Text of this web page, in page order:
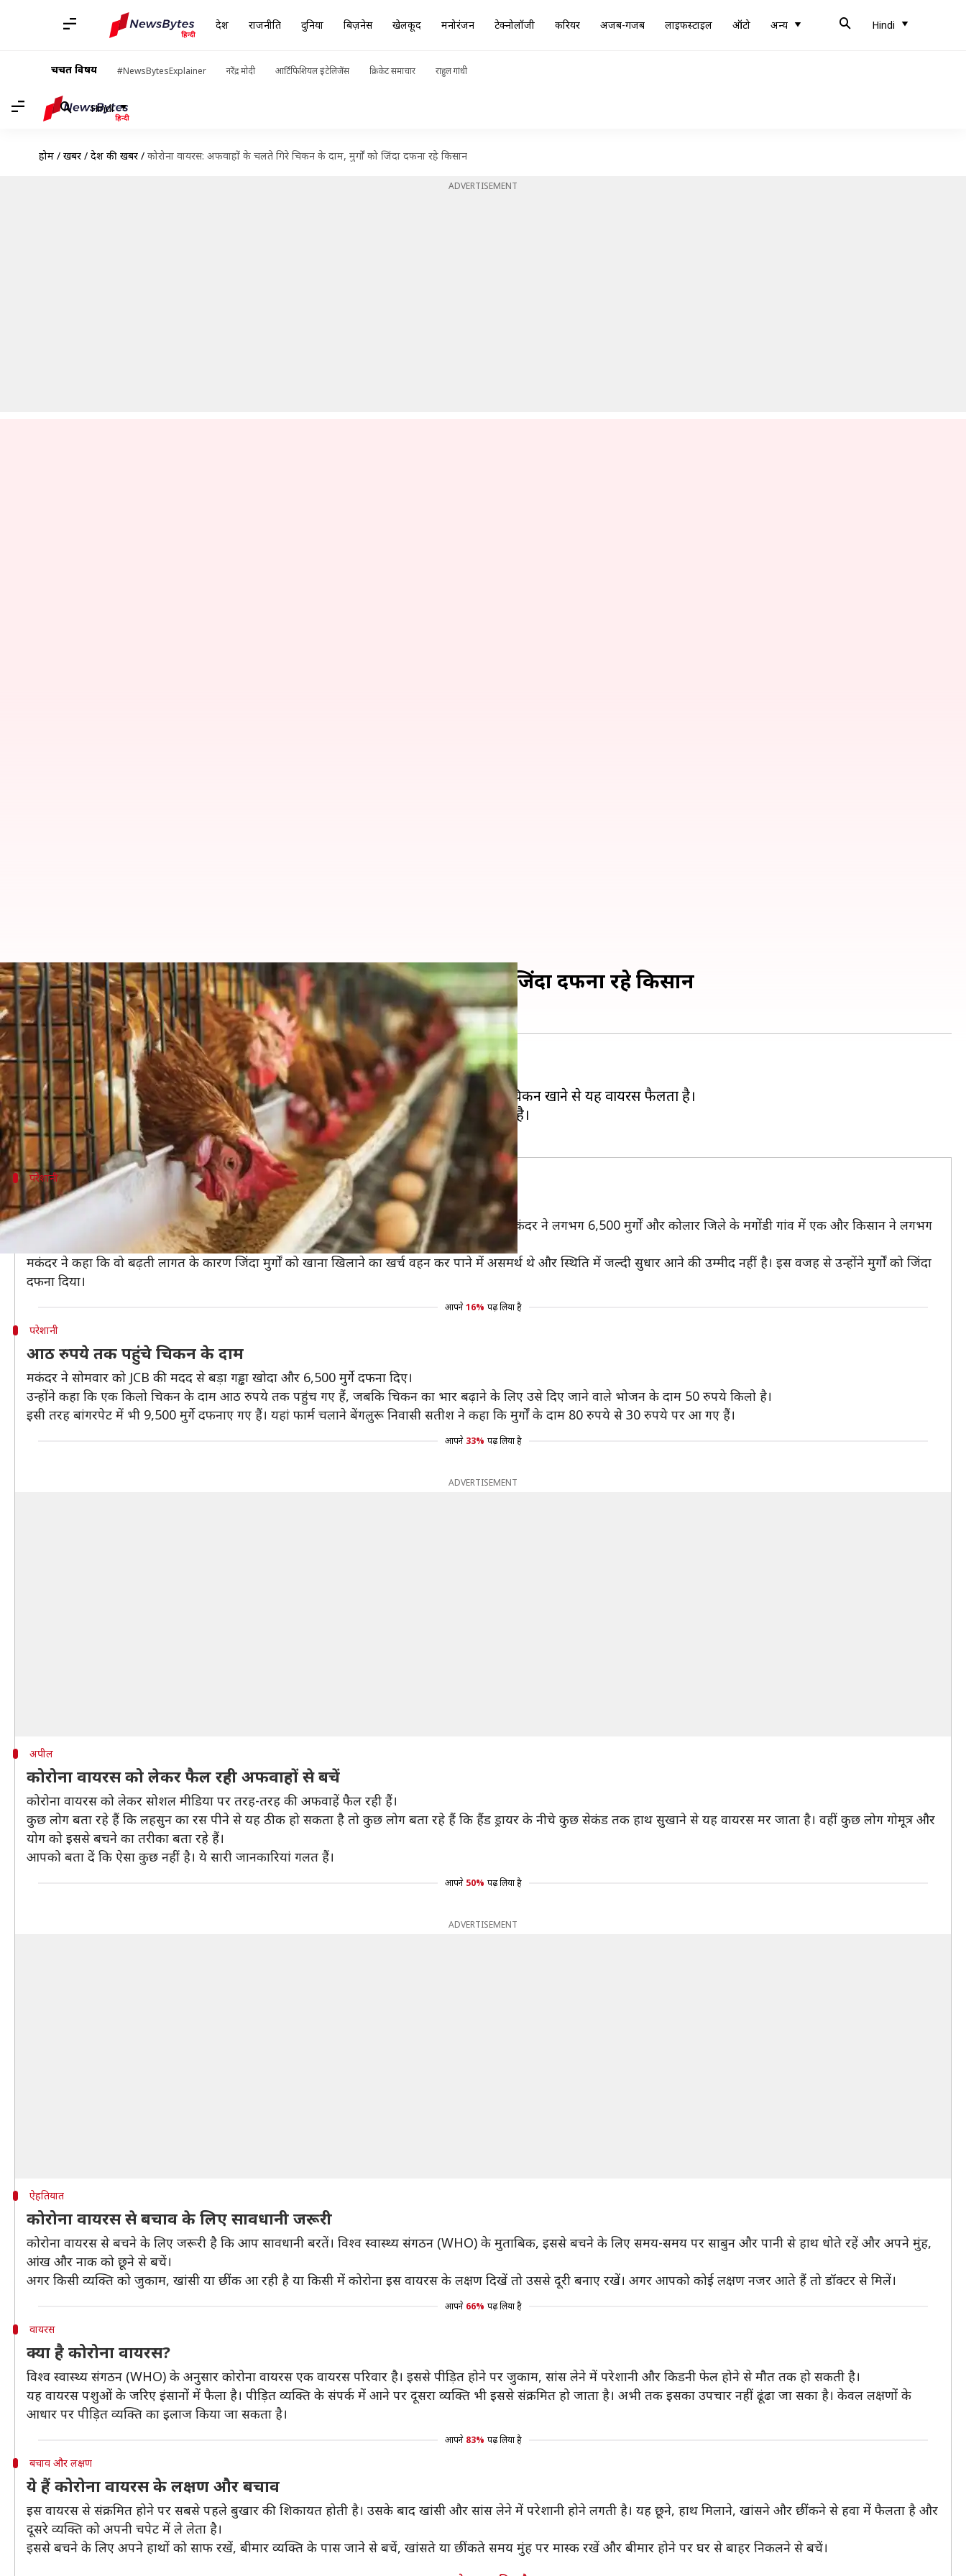
देश राजनीति दुनिया बिज़नेस खेलकूद मनोरंजन टेक्नोलॉजी करियर अजब-गजब लाइफस्टाइल ऑटो अन्य Hindi
चर्चित विषय #NewsBytesExplainer नरेंद्र मोदी आर्टिफिशियल इंटेलिजेंस क्रिकेट समाचार राहुल गांधी
Hindi
होम / खबरें / देश की खबरें / कोरोना वायरस: अफवाहों के चलते गिरे चिकन के दाम, मुर्गों को जिंदा दफना रहे किसान
ADVERTISEMENT
कोरोना वायरस: अफवाहों के चलते गिरे चिकन के दाम, मुर्गों को जिंदा दफना रहे किसान
लेखन प्रमोद कुमार Mar 11, 2020 05:19 pm
क्या है खबर?
भारत में कोरोना वायरस (COVID-19) के मरीजों की संख्या 50 से ज्यादा हो चुकी है।
इस वायरस को लेकर सोशल मीडिया पर कई अफवाहें भी चल रही हैं। ऐसी ही एक अफवाह है कि चिकन खाने से यह वायरस फैलता है।
लोग अफवाहों पर यकीन कर चिकन खाने से बच रहे हैं, जिससे चिकन के दामों में भारी गिरावट आई है।
परेशानी
दाम कम होने के कारण बढ़ा खर्च
बतौर मीडिया रिपोर्ट, बेलागवी जिले के गोकाक तालुक के लोलसुर गांव में पॉल्ट्री फार्म चलाने वाले नजीर मकंदर ने लगभग 6,500 मुर्गों और कोलार जिले के मगोंडी गांव में एक और किसान ने लगभग
9,500 मुर्गों को जिंदा दफनाया।
मकंदर ने कहा कि वो बढ़ती लागत के कारण जिंदा मुर्गों को खाना खिलाने का खर्च वहन कर पाने में असमर्थ थे और स्थिति में जल्दी सुधार आने की उम्मीद नहीं है। इस वजह से उन्होंने मुर्गों को जिंदा
दफना दिया।
आपने 16% पढ़ लिया है
परेशानी
आठ रुपये तक पहुंचे चिकन के दाम
मकंदर ने सोमवार को JCB की मदद से बड़ा गड्ढा खोदा और 6,500 मुर्गे दफना दिए।
उन्होंने कहा कि एक किलो चिकन के दाम आठ रुपये तक पहुंच गए हैं, जबकि चिकन का भार बढ़ाने के लिए उसे दिए जाने वाले भोजन के दाम 50 रुपये किलो है।
इसी तरह बांगरपेट में भी 9,500 मुर्गे दफनाए गए हैं। यहां फार्म चलाने बेंगलुरू निवासी सतीश ने कहा कि मुर्गों के दाम 80 रुपये से 30 रुपये पर आ गए हैं।
आपने 33% पढ़ लिया है
ADVERTISEMENT
अपील
कोरोना वायरस को लेकर फैल रही अफवाहों से बचें
कोरोना वायरस को लेकर सोशल मीडिया पर तरह-तरह की अफवाहें फैल रही हैं।
कुछ लोग बता रहे हैं कि लहसुन का रस पीने से यह ठीक हो सकता है तो कुछ लोग बता रहे हैं कि हैंड ड्रायर के नीचे कुछ सेकंड तक हाथ सुखाने से यह वायरस मर जाता है। वहीं कुछ लोग गोमूत्र और
योग को इससे बचने का तरीका बता रहे हैं।
आपको बता दें कि ऐसा कुछ नहीं है। ये सारी जानकारियां गलत हैं।
आपने 50% पढ़ लिया है
ADVERTISEMENT
ऐहतियात
कोरोना वायरस से बचाव के लिए सावधानी जरूरी
कोरोना वायरस से बचने के लिए जरूरी है कि आप सावधानी बरतें। विश्व स्वास्थ्य संगठन (WHO) के मुताबिक, इससे बचने के लिए समय-समय पर साबुन और पानी से हाथ धोते रहें और अपने मुंह,
आंख और नाक को छूने से बचें।
अगर किसी व्यक्ति को जुकाम, खांसी या छींक आ रही है या किसी में कोरोना इस वायरस के लक्षण दिखें तो उससे दूरी बनाए रखें। अगर आपको कोई लक्षण नजर आते हैं तो डॉक्टर से मिलें।
आपने 66% पढ़ लिया है
वायरस
क्या है कोरोना वायरस?
विश्व स्वास्थ्य संगठन (WHO) के अनुसार कोरोना वायरस एक वायरस परिवार है। इससे पीड़ित होने पर जुकाम, सांस लेने में परेशानी और किडनी फेल होने से मौत तक हो सकती है।
यह वायरस पशुओं के जरिए इंसानों में फैला है। पीड़ित व्यक्ति के संपर्क में आने पर दूसरा व्यक्ति भी इससे संक्रमित हो जाता है। अभी तक इसका उपचार नहीं ढूंढा जा सका है। केवल लक्षणों के
आधार पर पीड़ित व्यक्ति का इलाज किया जा सकता है।
आपने 83% पढ़ लिया है
बचाव और लक्षण
ये हैं कोरोना वायरस के लक्षण और बचाव
इस वायरस से संक्रमित होने पर सबसे पहले बुखार की शिकायत होती है। उसके बाद खांसी और सांस लेने में परेशानी होने लगती है। यह छूने, हाथ मिलाने, खांसने और छींकने से हवा में फैलता है और
दूसरे व्यक्ति को अपनी चपेट में ले लेता है।
इससे बचने के लिए अपने हाथों को साफ रखें, बीमार व्यक्ति के पास जाने से बचें, खांसते या छींकते समय मुंह पर मास्क रखें और बीमार होने पर घर से बाहर निकलने से बचें।